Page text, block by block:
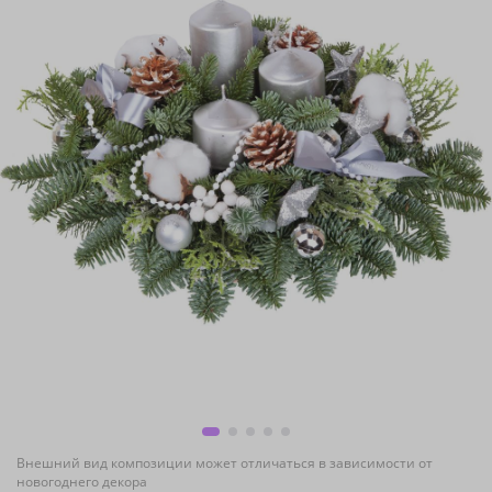
Внешний вид композиции может отличаться в зависимости от
новогоднего декора